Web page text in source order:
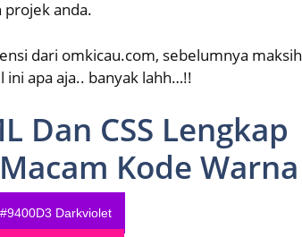
projek anda.
dari omkicau.com, sebelumnya maksih
apa aja.. banyak lahh…!!
Dan CSS Lengkap
Kode Warna
Darkviolet